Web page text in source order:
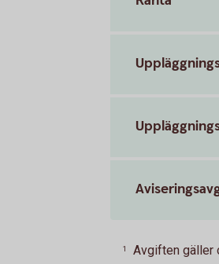
1 Avgiften gäller